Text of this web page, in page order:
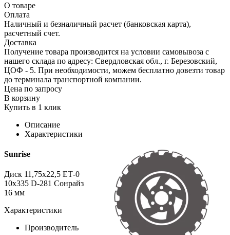
О товаре
Оплата
Наличный и безналичный расчет (банковская карта),
расчетный счет.
Доставка
Получение товара производится на условии самовывоза с
нашего склада по адресу: Свердловская обл., г. Березовский,
ЦОФ - 5. При необходимости, можем бесплатно довезти товар
до терминала транспортной компании.
Цена по запросу
В корзину
Купить в 1 клик
Описание
Характеристики
Sunrise
Диск 11,75х22,5 ЕТ-0
10х335 D-281 Сонрайз
16 мм
Характеристики
Производитель